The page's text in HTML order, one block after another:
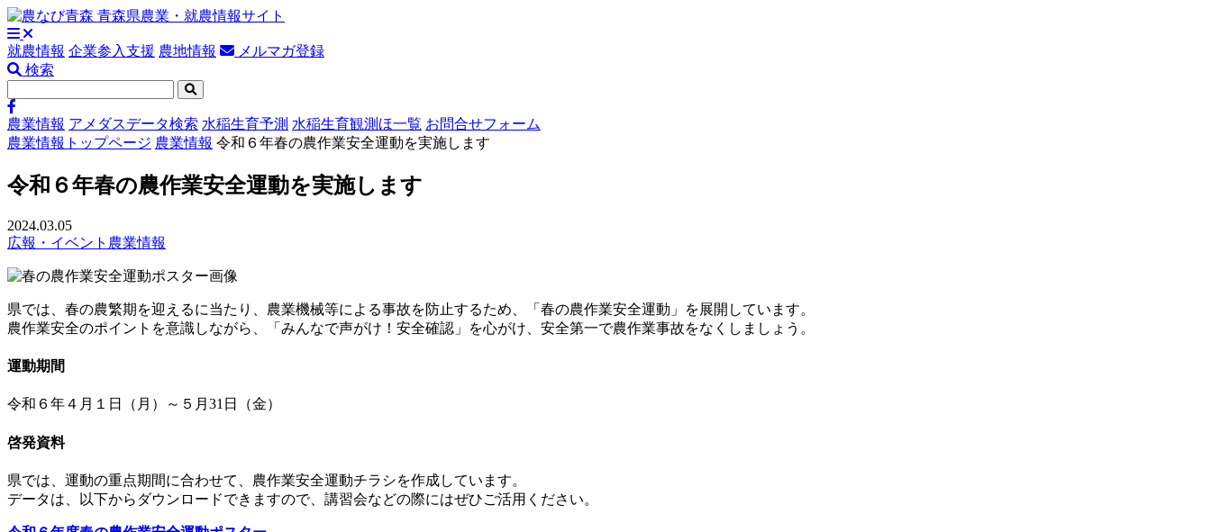
就農情報 企業参入支援 農地情報
メルマガ登録
検索
農業情報 アメダスデータ検索 水稲生育予測 水稲生育観測ほ一覧 お問合せフォーム
農業情報トップページ 農業情報 令和６年春の農作業安全運動を実施します
令和６年春の農作業安全運動を実施します
2024.03.05
広報・イベント 農業情報
県では、春の農繁期を迎えるに当たり、農業機械等による事故を防止するため、「春の農作業安全運動」を展開しています。
農作業安全のポイントを意識しながら、「みんなで声がけ！安全確認」を心がけ、安全第一で農作業事故をなくしましょう。
運動期間
令和６年４月１日（月）～５月31日（金）
啓発資料
県では、運動の重点期間に合わせて、農作業安全運動チラシを作成しています。
データは、以下からダウンロードできますので、講習会などの際にはぜひご活用ください。